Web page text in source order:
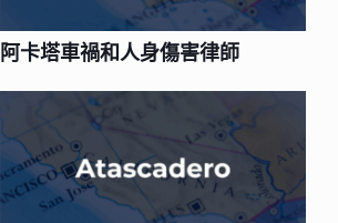
阿卡塔車禍和人身傷害律師